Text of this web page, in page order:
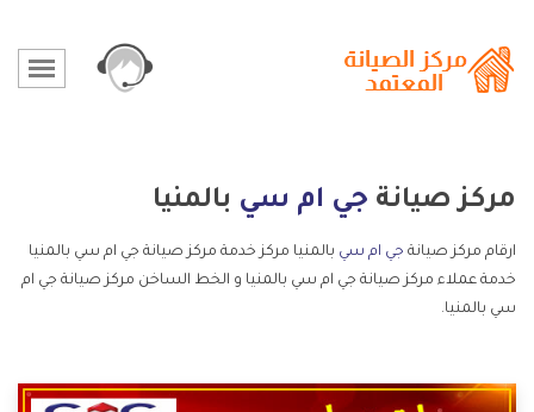
مركز صيانة جي ام سي بالمنيا
ارقام مركز صيانة جي ام سي بالمنيا مركز خدمة مركز صيانة جي ام سي بالمنيا
خدمة عملاء مركز صيانة جي ام سي بالمنيا و الخط الساخن مركز صيانة جي ام
سي بالمنيا.